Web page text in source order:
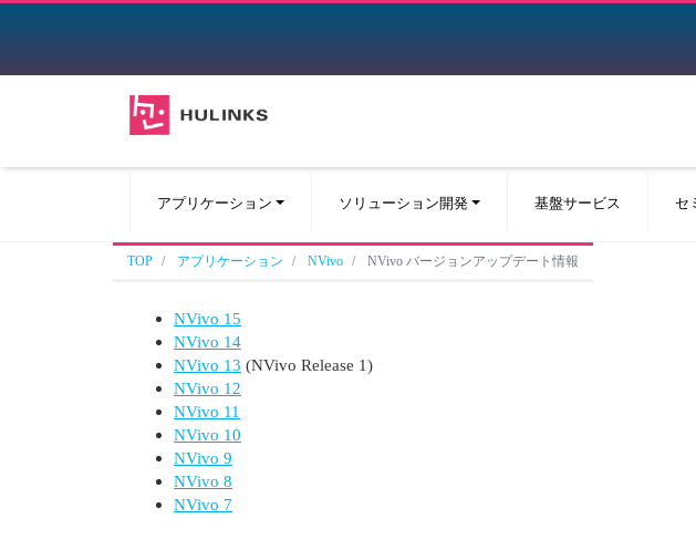
アプリケーション ソリューション開発 基盤サービス セ
TOP アプリケーション NVivo NVivo バージョンアップデート情報
NVivo 15
NVivo 14
NVivo 13 (NVivo Release 1)
NVivo 12
NVivo 11
NVivo 10
NVivo 9
NVivo 8
NVivo 7